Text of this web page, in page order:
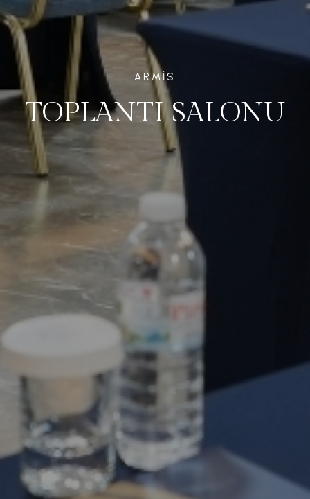
ARMIS
TOPLANTI SALONU